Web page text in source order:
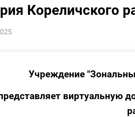
Кореличского
Учреждение
виртуальную